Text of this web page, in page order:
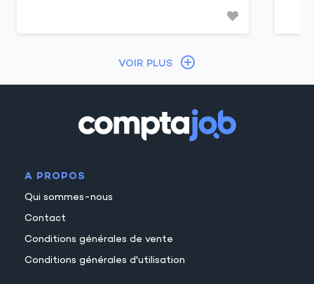
VOIR PLUS
A PROPOS
Qui sommes-nous
Contact
Conditions générales de vente
Conditions générales d'utilisation